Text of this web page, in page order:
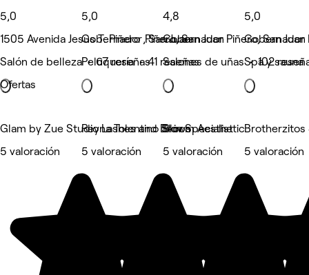
5,0
1505 Avenida Jesus T. Piñero , San Juan
Salón de belleza • 67 reseñas
Ofertas
5,0
Gobernador Piñero, San Juan
Peluquería • 41 reseñas
4,8
Gobernador Piñero, San Juan
Salones de uñas • 102
5,0
Gobernador
Spa y
Glam by Zue Studio Lashes and Brows
5 valoración
Reyna Tolentino Skin Specialist
5 valoración
Bloom Aesthetic
5 valoración
Brotherzitos
5 valoración